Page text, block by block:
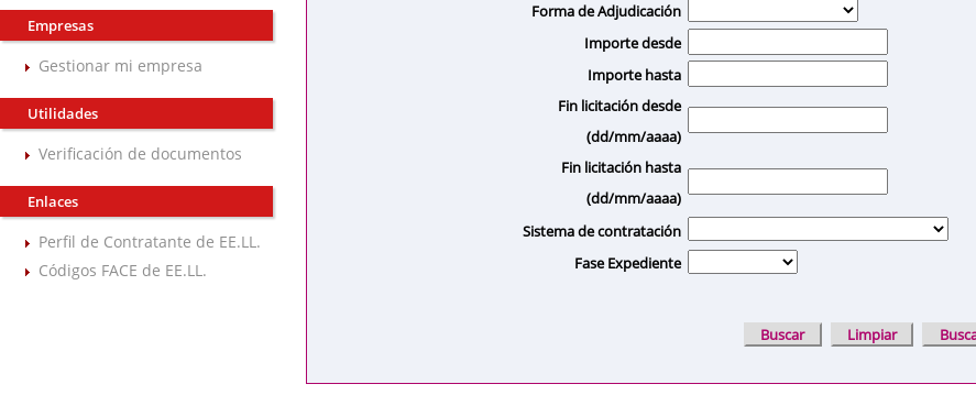
Empresas
Gestionar mi empresa
Utilidades
Verificación de documentos
Enlaces
Perfil de Contratante de EE.LL.
Códigos FACE de EE.LL.
Forma de Adjudicación
Importe desde
Importe hasta
Fin licitación desde
(dd/mm/aaaa)
Fin licitación hasta
(dd/mm/aaaa)
Sistema de contratación
Fase Expediente